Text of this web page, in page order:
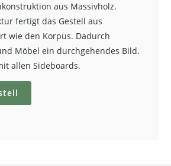
aus Massivholz.
fertigt das Gestell aus
wie den Korpus. Dadurch
Möbel ein durchgehendes Bild.
allen Sideboards.